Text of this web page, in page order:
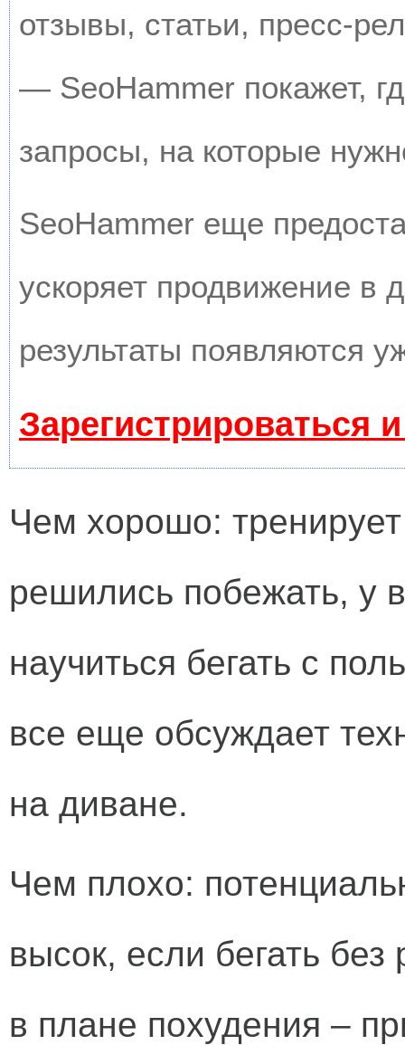
отзывы, статьи, пресс-
— SeoHammer покажет,
запросы, на которые
SeoHammer еще
ускоряет продвижение в
результаты появляются
Зарегистрироваться
Чем хорошо:
решились побежать, у
научиться бегать с
все еще обсуждает
на диване.
Чем плохо:
высок, если бегать
в плане похудения –